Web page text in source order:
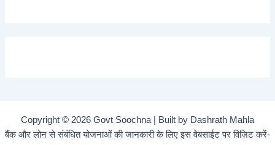
Copyright © 2026 Govt Soochna | Built by Dashrath Mahla
बैंक और लोन से संबंधित योजनाओं की जानकारी के लिए इस वेबसाईट पर विज़िट करें-